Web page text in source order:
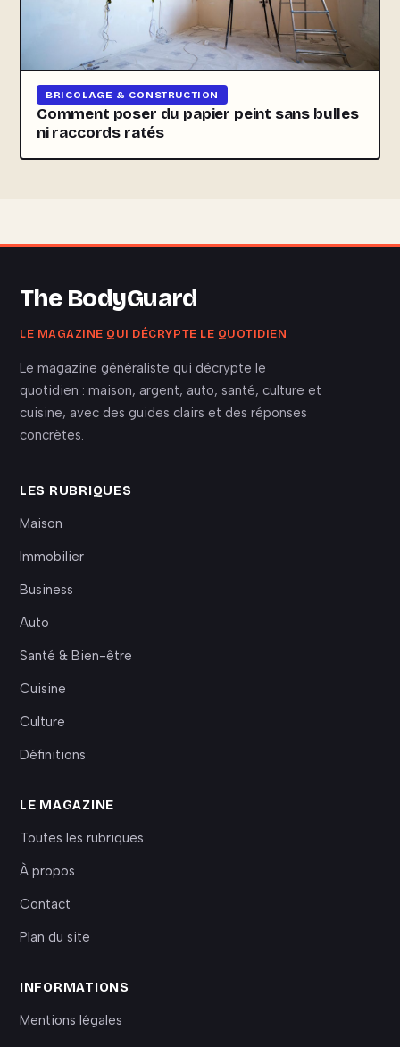
BRICOLAGE & CONSTRUCTION
Comment poser du papier peint sans bulles
ni raccords ratés
The BodyGuard
LE MAGAZINE QUI DÉCRYPTE LE QUOTIDIEN
Le magazine généraliste qui décrypte le
quotidien : maison, argent, auto, santé, culture et
cuisine, avec des guides clairs et des réponses
concrètes.
LES RUBRIQUES
Maison
Immobilier
Business
Auto
Santé & Bien-être
Cuisine
Culture
Définitions
LE MAGAZINE
Toutes les rubriques
À propos
Contact
Plan du site
INFORMATIONS
Mentions légales